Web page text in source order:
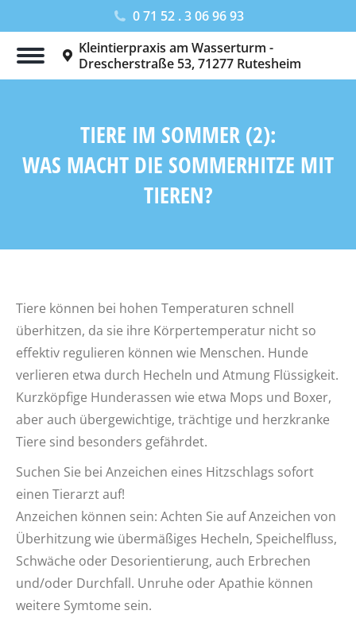
0 71 52 . 3 06 96 93
Kleintierpraxis am Wasserturm -
Drescherstraße 53, 71277 Rutesheim
TIERE IM SOMMER (2):
WAS MACHT DIE SOMMERHITZE MIT
TIEREN?
Tiere können bei hohen Temperaturen schnell
überhitzen, da sie ihre Körpertemperatur nicht so
effektiv regulieren können wie Menschen. Hunde
verlieren etwa durch Hecheln und Atmung Flüssigkeit.
Kurzköpfige Hunderassen wie etwa Mops und Boxer,
aber auch übergewichtige, trächtige und herzkranke
Tiere sind besonders gefährdet.
Suchen Sie bei Anzeichen eines Hitzschlags sofort
einen Tierarzt auf!
Anzeichen können sein: Achten Sie auf Anzeichen von
Überhitzung wie übermäßiges Hecheln, Speichelfluss,
Schwäche oder Desorientierung, auch Erbrechen
und/oder Durchfall. Unruhe oder Apathie können
weitere Symtome sein.